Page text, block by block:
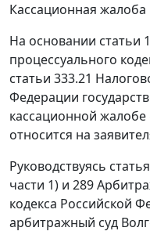
Кассационная
На основании статьи
процессуального
статьи 333.21
Федерации
кассационной жалобе
относится на
Руководствуясь
части 1) и 289
кодекса Российской
арбитражный суд